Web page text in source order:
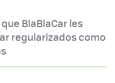
BlaBlaCar les
regularizados como